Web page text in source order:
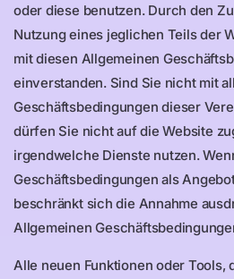
oder diese benutzen. Durch den
Nutzung eines jeglichen Teils der
mit diesen Allgemeinen
einverstanden. Sind Sie nicht mit
Geschäftsbedingungen dieser
dürfen Sie nicht auf die Website
irgendwelche Dienste nutzen.
Geschäftsbedingungen als
beschränkt sich die Annahme
Allgemeinen
Alle neuen Funktionen oder Tools,